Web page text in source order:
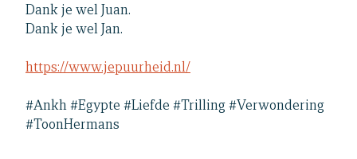
Dank je wel Juan.
Dank je wel Jan.
https://www.jepuurheid.nl/
#Ankh #Egypte #Liefde #Trilling #Verwondering
#ToonHermans